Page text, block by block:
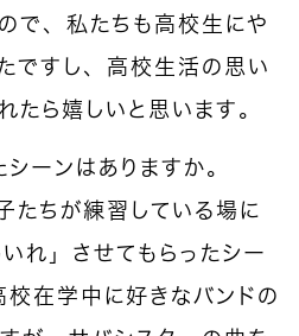
で、私たちも高校生にや
ですし、高校生活の思い
たら嬉しいと思います。
ーンはありますか。
たちが練習している場に
いれ」させてもらったシー
在学中に好きなバンドの